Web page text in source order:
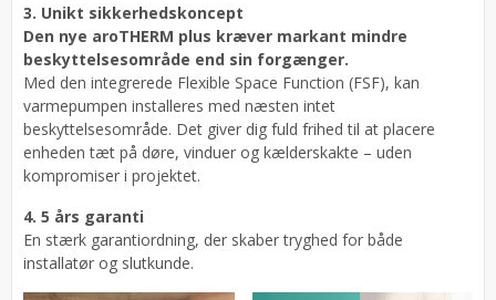
3. Unikt sikkerhedskoncept
Den nye aroTHERM plus kræver markant mindre
beskyttelsesområde end sin forgænger.
Med den integrerede Flexible Space Function (FSF), kan
varmepumpen installeres med næsten intet
beskyttelsesområde. Det giver dig fuld frihed til at placere
enheden tæt på døre, vinduer og kælderskakte – uden
kompromiser i projektet.
4. 5 års garanti
En stærk garantiordning, der skaber tryghed for både
installatør og slutkunde.